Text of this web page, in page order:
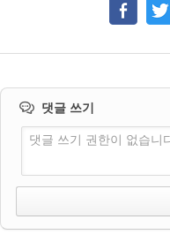
댓글 쓰기
댓글 쓰기 권한이 없습니